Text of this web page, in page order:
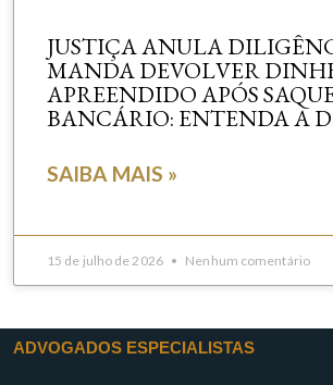
JUSTIÇA ANULA
MANDA DEVOLVER
APREENDIDO APÓS
BANCÁRIO: ENTENDA A
SAIBA MAIS »
15 de julho de 2026 Nenhum comentário
ADVOGADOS ESPECIALISTAS